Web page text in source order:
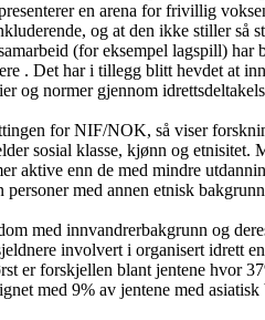
en arena for frivillig
og at den ikke stiller så
(for eksempel lagspill) har
. Det har i tillegg blitt hevdet at
og normer gjennom
for NIF/NOK, så viser
sosial klasse, kjønn og etnisitet.
aktive enn de med mindre
personer med annen etnisk
med innvandrerbakgrunn og
involvert i organisert idrett
er forskjellen blant jentene hvor
med 9% av jentene med